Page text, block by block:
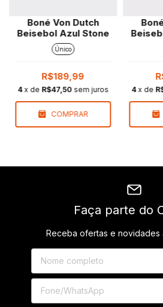
Boné Von Dutch
Beisebol Azul Stone
Único
R$189,99
4 x de R$47,50 sem juros
COMPRAR
c/
4 x de
Faça parte do
Receba ofertas e novidades